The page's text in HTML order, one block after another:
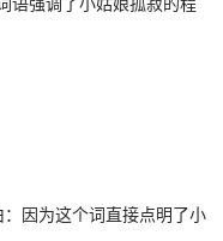
因为这个词直接点明了小